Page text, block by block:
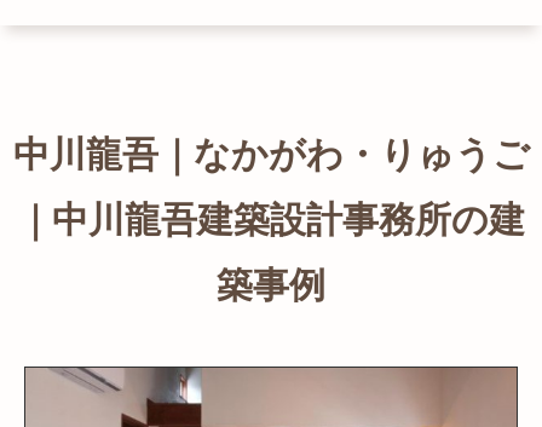
中川龍吾｜なかがわ・りゅうご
｜中川龍吾建築設計事務所の建
築事例